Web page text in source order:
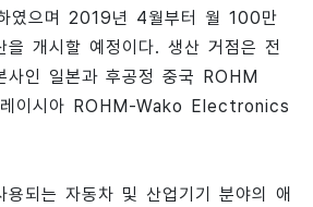
였으며 2019년 4월부터 월 100만
을 개시할 예정이다. 생산 거점은 전
사인 일본과 후공정 중국 ROHM
이시아 ROHM-Wako Electronics
용되는 자동차 및 산업기기 분야의 애